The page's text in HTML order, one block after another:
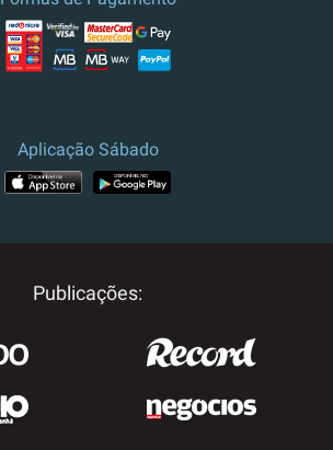
Aplicação Sábado
Publicações: